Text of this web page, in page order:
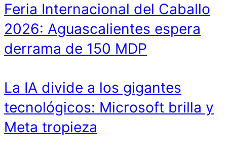
Feria Internacional del Caballo
2026: Aguascalientes espera
derrama de 150 MDP
La IA divide a los gigantes
tecnológicos: Microsoft brilla y
Meta tropieza